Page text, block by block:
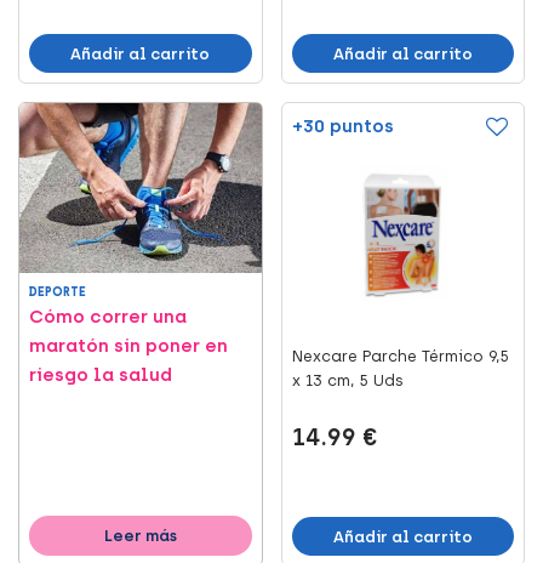
Añadir al carrito Añadir al carrito
DEPORTE
Cómo correr una
maratón sin poner en
riesgo la salud
Leer más
+30 puntos
Nexcare Parche Térmico 9,5
x 13 cm, 5 Uds
14.99 €
Añadir al carrito